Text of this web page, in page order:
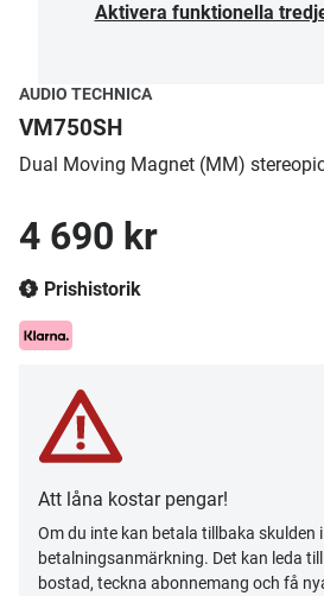
Aktivera funktionella
AUDIO TECHNICA
VM750SH
​Dual Moving Magnet (MM)
4 690 kr
Prishistorik
Att låna kostar pengar!
Om du inte kan betala tillbaka skulden
betalningsanmärkning. Det kan leda
bostad, teckna abonnemang och få